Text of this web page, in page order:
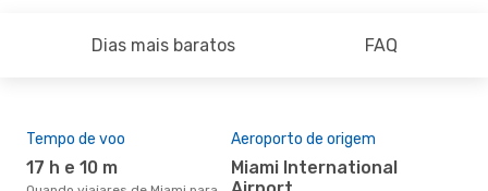
Dias mais baratos FAQ
Tempo de voo
17 h e 10 m
Aeroporto de origem
Miami International